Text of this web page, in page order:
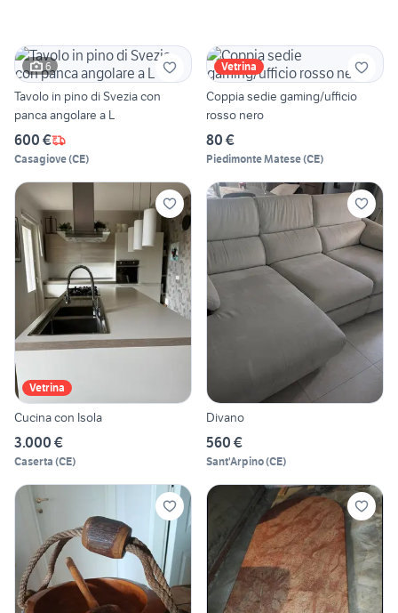
6
Tavolo in pino di Svezia con
panca angolare a L
600 €
Casagiove(CE)
Vetrina
Coppia sedie gaming/ufficio
rosso nero
80 €
Piedimonte Matese(CE)
Vetrina
Cucina con Isola
3.000 €
Caserta (CE)
Divano
560 €
Sant'Arpino(CE)